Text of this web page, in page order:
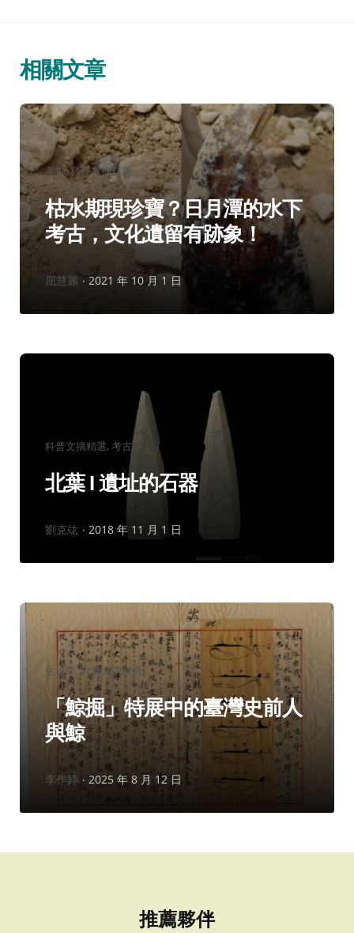
相關文章
分
類：
考古 科普文摘精選
枯水期現珍寶？日月潭的水下
考古，文化遺留有跡象！
作
屈慧麗 2021 年 10 月 1 日
分
類：
科普文摘精選 考古
北葉 I 遺址的石器
作
劉克竑 2018 年 11 月 1 日
分
類：
生物學 科普文摘精選
「鯨掘」特展中的臺灣史前人
與鯨
作
者：
李作婷 2025 年 8 月 12 日
推薦夥伴